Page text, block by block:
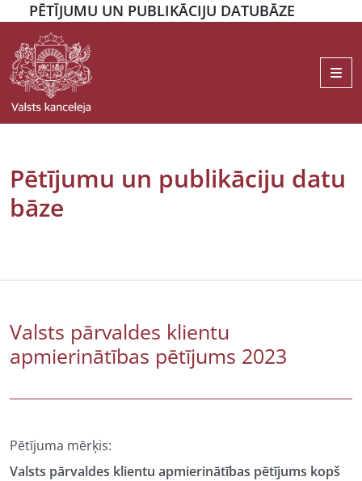
PĒTĪJUMU UN PUBLIKĀCIJU DATUBĀZE
Pētījumu un publikāciju datu
bāze
Valsts pārvaldes klientu
apmierinātības pētījums 2023
Pētījuma mērķis:
Valsts pārvaldes klientu apmierinātības pētījums kopš